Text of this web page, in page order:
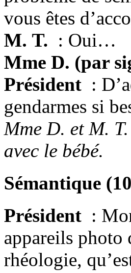
vous êtes
M. T. : Oui…
Mme D. (par
Président :
gendarmes si
Mme D. et M.
avec le bébé.
Sémantique
Président :
appareils
rhéologie,